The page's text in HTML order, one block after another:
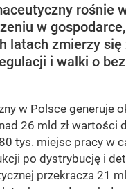
rośnie
w gospodarce,
latach zmierzy się
i walki o
w Polsce generuje
26 mld zł wartości
tys. miejsc pracy w
po dystrybucję i
przekracza 21